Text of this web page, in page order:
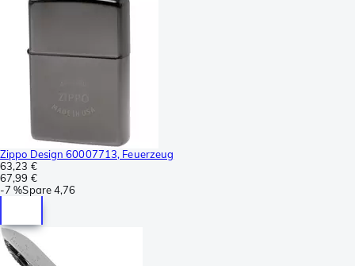
Zippo Design 60007713, Feuerzeug
63,23 €
67,99 €
-7 %Spare4,76